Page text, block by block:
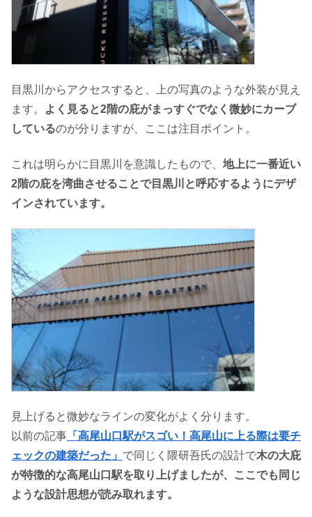
目黒川からアクセスすると、上の写真のような外装が見え
ます。
よく見ると2階の庇がまっすぐでなく微妙にカーブ
しているのが分りますが、ここは注目ポイント。
これは明らかに目黒川を意識したもので、 地上に一番近い
2階の庇を湾曲させることで目黒川と呼応するようにデザ
インされています。
見上げると微妙なラインの変化がよく分ります。
以前の記事 「高尾山口駅がスゴい！高尾山に上る際は要チ
ェックの建築だった」 で同じく隈研吾氏の設計で木の大庇
が特徴的な高尾山口駅を取り上げましたが、ここでも同じ
ような設計思想が読み取れます。